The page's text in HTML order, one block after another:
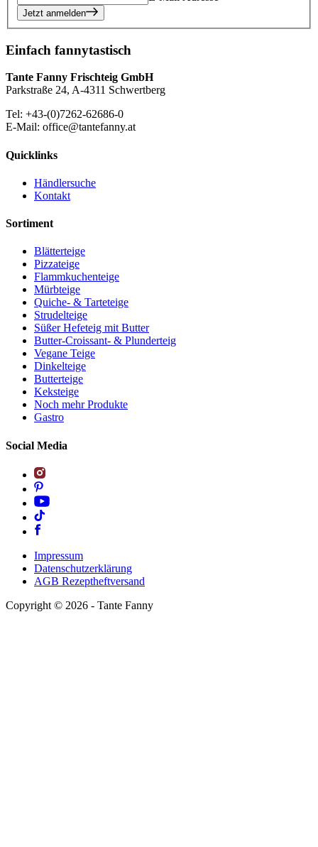
Jetzt anmelden
Einfach fannytastisch
Tante Fanny Frischteig GmbH
Parkstraße 24, A-4311 Schwertberg
Tel: +43-(0)7262-62686-0
E-Mail: office@tantefanny.at
Quicklinks
Händlersuche
Kontakt
Sortiment
Blätterteige
Pizzateige
Flammkuchenteige
Mürbteige
Quiche- & Tarteteige
Strudelteige
Süßer Hefeteig mit Butter
Butter-Croissant- & Plunderteig
Vegane Teige
Dinkelteige
Butterteige
Keksteige
Noch mehr Produkte
Gastro
Social Media
Impressum
Datenschutzerklärung
AGB Rezeptheftversand
Copyright © 2026 - Tante Fanny